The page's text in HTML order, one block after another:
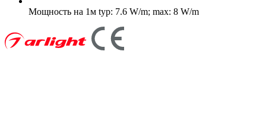
Мощность на 1м typ: 7.6 W/m; max: 8 W/m